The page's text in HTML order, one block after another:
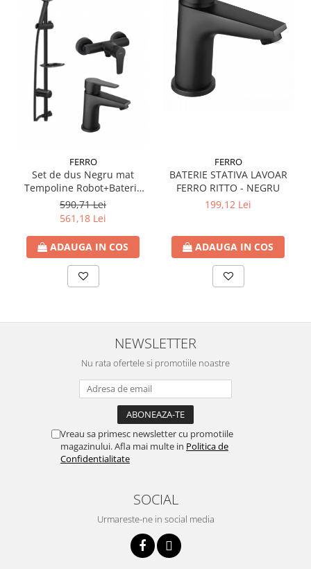
Accesorii radiatoare
Calorifere decorative
Boilere si Puffere
Boilere
Boilere electrice
Boilere termoelectrice
Accesorii Boilere Tesy
Puffer fara serpentina
Puffer 1 serpentina
Puffer 2 serpentine
Puffer cu serpentina pentru A.C.M.
Puffer pentru pompe de caldura
Aer conditionat
Dezumidificatoare
Aparate de Aer conditionat 12000
Aparate de Aer conditionat 24000
Aparate de Aer conditionat 27000
Panouri solare presurizate si
Pompe de circulaţie pentru
FERRO
Set de dus Negru mat
Tempoline Robot+Baterie
dus Ferro BTR7BL+Baterie
lavoar BTR2BL
590,71 Lei
561,18 Lei
ADAUGA IN COS
FERRO
BATERIE STATIVA LAVOAR
FERRO RITTO - NEGRU
199,12 Lei
ADAUGA IN COS
NEWSLETTER
Nu rata ofertele si promotiile noastre
Vreau sa primesc newsletter cu promotiile
magazinului. Afla mai multe in Politica de
Confidentialitate
SOCIAL
Urmareste-ne in social media